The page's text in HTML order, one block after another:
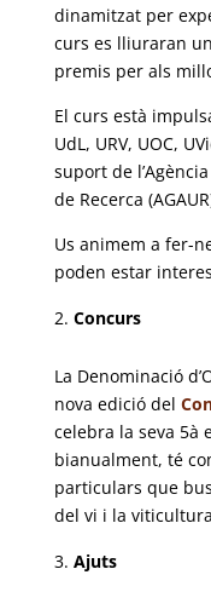
dinamitzat per
curs es lliuraran
premis per als
El curs està
UdL, URV, UOC,
suport de
de Recerca
Us animem a fer-
poden estar
Concurs
La Denominació
nova edició del
celebra la seva 5à
bianualment, té
particulars que
del vi i la
Ajuts